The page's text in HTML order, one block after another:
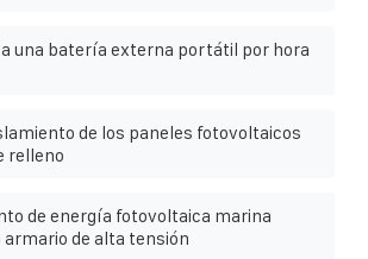
una batería externa portátil por hora
de los paneles fotovoltaicos
relleno
de energía fotovoltaica marina
de alta tensión